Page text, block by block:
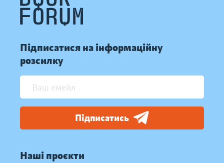
Підписатися на інформаційну
розсилку
Підписатись
Наші проєкти